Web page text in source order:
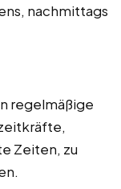
nachmittags
regelmäßige
Zeiten, zu